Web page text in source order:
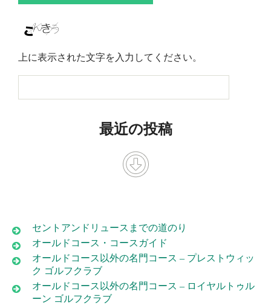
上に表示された文字を入力してください。
最近の投稿
セントアンドリュースまでの道のり
オールドコース・コースガイド
オールドコース以外の名門コース – プレストウィッ
ク ゴルフクラブ
オールドコース以外の名門コース – ロイヤルトゥル
ーン ゴルフクラブ